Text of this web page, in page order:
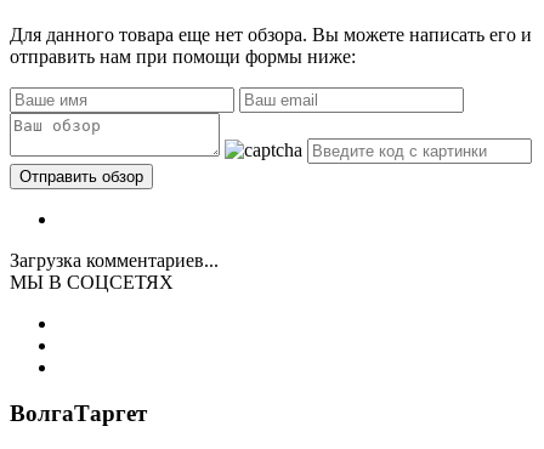
Для данного товара еще нет обзора. Вы можете написать его и
отправить нам при помощи формы ниже:
Загрузка комментариев...
МЫ В СОЦСЕТЯХ
ВолгаТаргет